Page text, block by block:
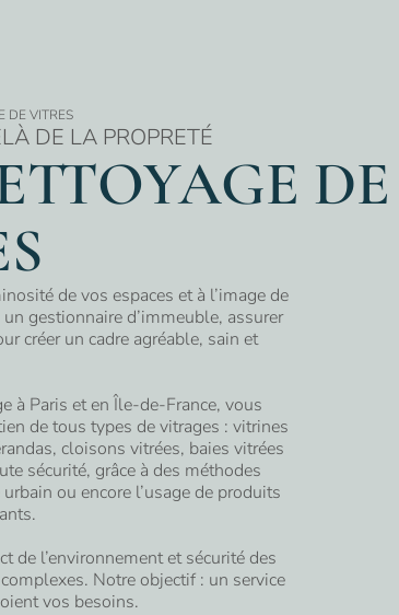
DE VITRES
DE LA PROPRETÉ
DE
de vos espaces et à l’image de
gestionnaire d’immeuble, assurer
créer un cadre agréable, sain et
à Paris et en Île-de-France, vous
de tous types de vitrages : vitrines
cloisons vitrées, baies vitrées
sécurité, grâce à des méthodes
ou encore l’usage de produits
de l’environnement et sécurité des
Notre objectif : un service
vos besoins.